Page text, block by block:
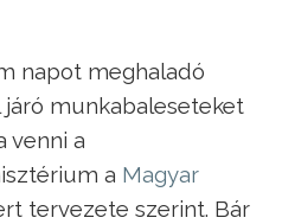
napot meghaladó
munkabaleseteket
venni a
a Magyar
tervezete szerint. Bár